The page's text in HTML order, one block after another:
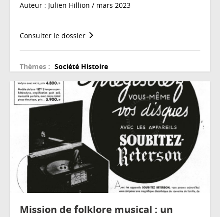
Auteur : Julien Hillion / mars 2023
Consulter le dossier
Thèmes : Société Histoire
Mission de folklore musical : un